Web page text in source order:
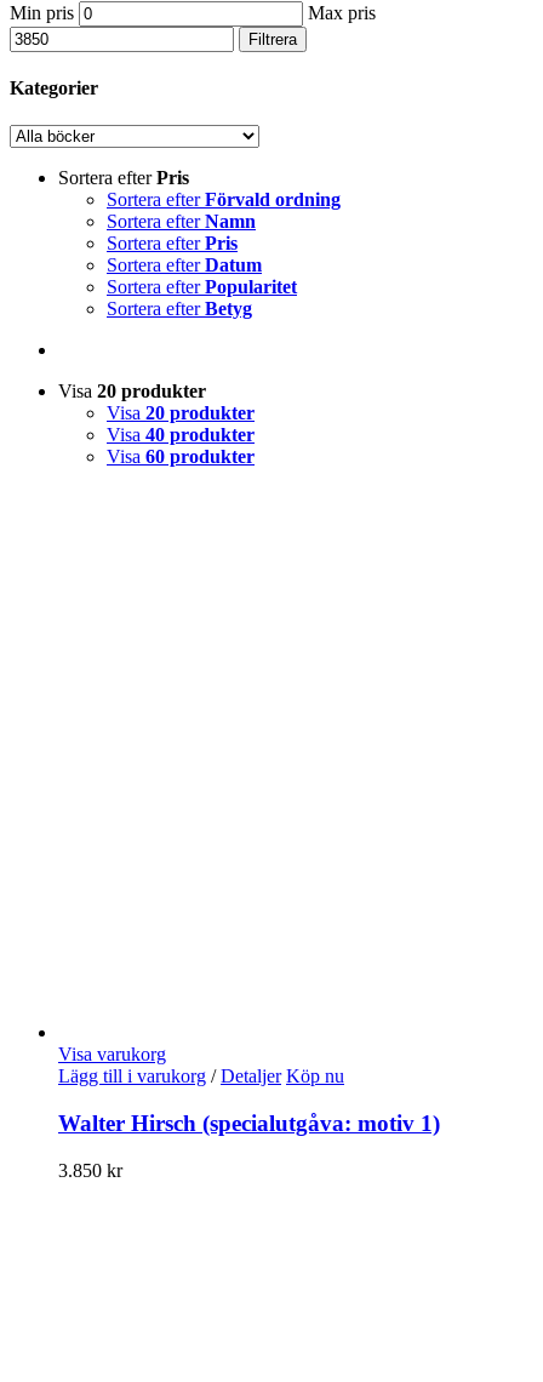
Min pris Max pris
Filtrera
Kategorier
Sortera efterPris
Sortera efterFörvald ordning
Sortera efterNamn
Sortera efterPris
Sortera efterDatum
Sortera efterPopularitet
Sortera efterBetyg
Visa 20 produkter
Visa 20 produkter
Visa 40 produkter
Visa 60 produkter
Visa varukorg
Lägg till i varukorg / Detaljer Köp nu
Walter Hirsch (specialutgåva: motiv 1)
3.850 kr